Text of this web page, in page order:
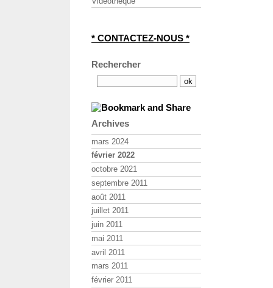
* CONTACTEZ-NOUS *
Rechercher
Archives
mars 2024
février 2022
octobre 2021
septembre 2011
août 2011
juillet 2011
juin 2011
mai 2011
avril 2011
mars 2011
février 2011